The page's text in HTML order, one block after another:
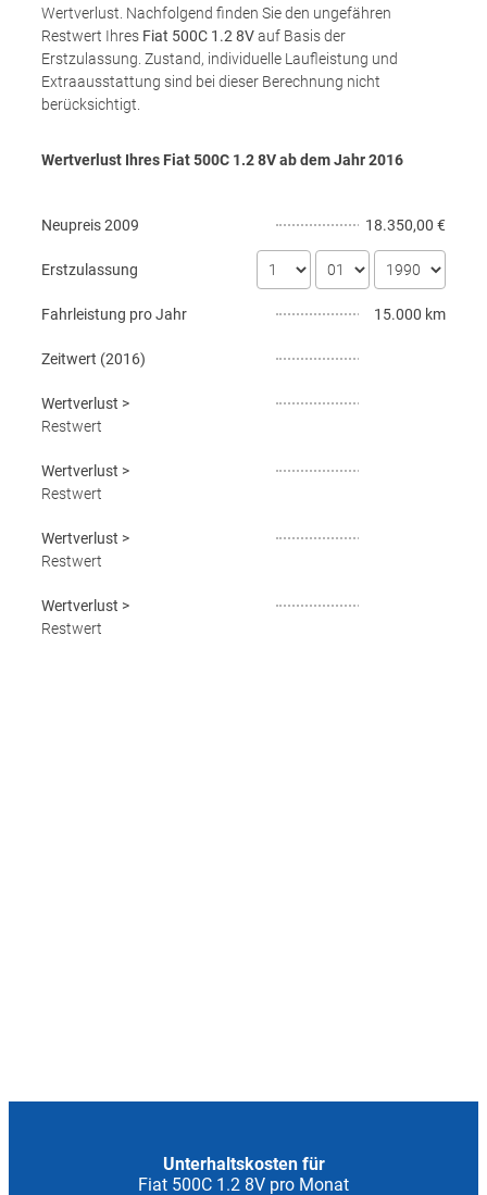
Wertverlust. Nachfolgend finden Sie den ungefähren
Restwert Ihres Fiat 500C 1.2 8Vauf Basis der
Erstzulassung. Zustand, individuelle Laufleistung und
Extraausstattung sind bei dieser Berechnung nicht
berücksichtigt.
Wertverlust Ihres Fiat 500C 1.2 8V ab dem Jahr2016
Neupreis2009 18.350,00 €
Erstzulassung
Fahrleistung pro Jahr 15.000 km
Zeitwert (2016)
Wertverlust >
Restwert
Wertverlust >
Restwert
Wertverlust >
Restwert
Wertverlust >
Restwert
Unterhaltskosten für
Fiat 500C 1.2 8V pro Monat